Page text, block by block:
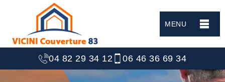
MENU
04 82 29 34 12 06 46 36 69 34